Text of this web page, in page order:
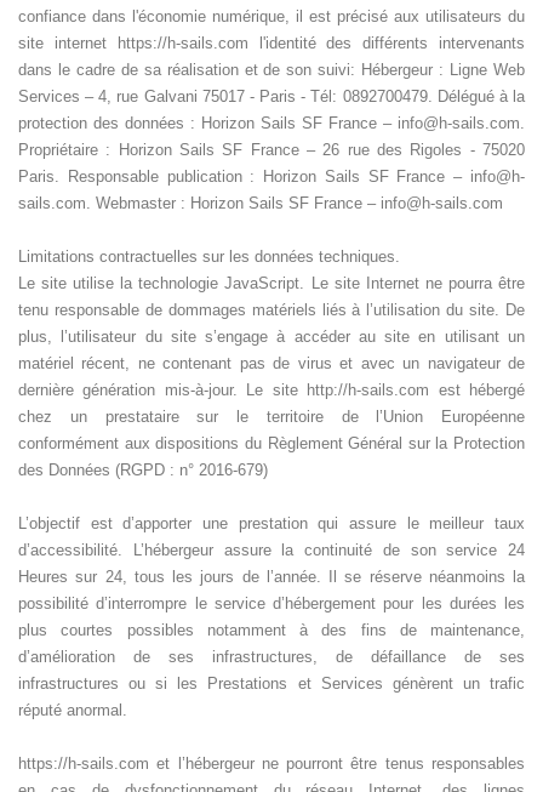
confiance dans l'économie numérique, il est précisé aux utilisateurs du
site internet https://h-sails.com l'identité des différents intervenants
dans le cadre de sa réalisation et de son suivi: Hébergeur : Ligne Web
Services – 4, rue Galvani 75017 - Paris - Tél: 0892700479. Délégué à la
protection des données : Horizon Sails SF France – info@h-sails.com.
Propriétaire : Horizon Sails SF France – 26 rue des Rigoles - 75020
Paris. Responsable publication : Horizon Sails SF France – info@h-
sails.com. Webmaster : Horizon Sails SF France – info@h-sails.com
Limitations contractuelles sur les données techniques.
Le site utilise la technologie JavaScript. Le site Internet ne pourra être
tenu responsable de dommages matériels liés à l’utilisation du site. De
plus, l’utilisateur du site s’engage à accéder au site en utilisant un
matériel récent, ne contenant pas de virus et avec un navigateur de
dernière génération mis-à-jour. Le site http://h-sails.com est hébergé
chez un prestataire sur le territoire de l’Union Européenne
conformément aux dispositions du Règlement Général sur la Protection
des Données (RGPD : n° 2016-679)
L’objectif est d’apporter une prestation qui assure le meilleur taux
d’accessibilité. L’hébergeur assure la continuité de son service 24
Heures sur 24, tous les jours de l’année. Il se réserve néanmoins la
possibilité d’interrompre le service d’hébergement pour les durées les
plus courtes possibles notamment à des fins de maintenance,
d’amélioration de ses infrastructures, de défaillance de ses
infrastructures ou si les Prestations et Services génèrent un trafic
réputé anormal.
https://h-sails.com et l’hébergeur ne pourront être tenus responsables